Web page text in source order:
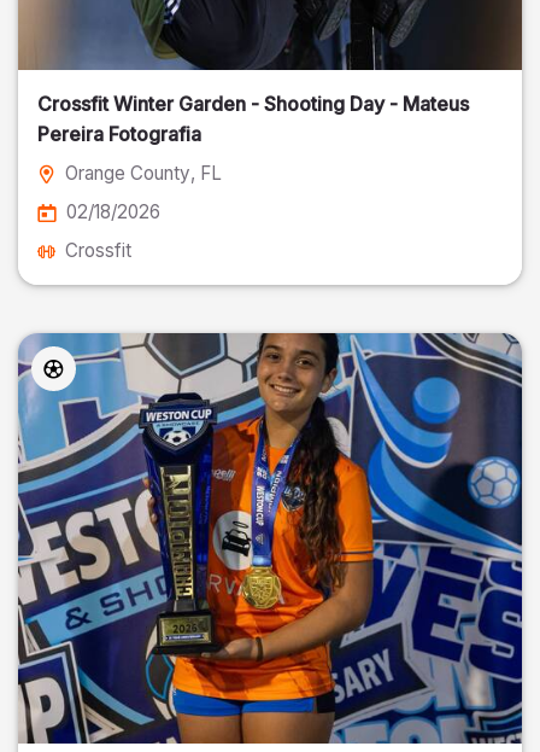
Crossfit Winter Garden - Shooting Day - Mateus
Pereira Fotografia
Orange County, FL
02/18/2026
Crossfit